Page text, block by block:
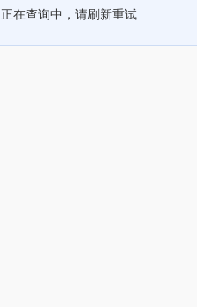
正在查询中，请刷新重试